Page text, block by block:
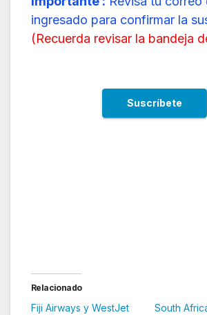
ingresado para confirmar la
(Recuerda revisar la bandeja
Relacionado
Fiji Airways y WestJet
South